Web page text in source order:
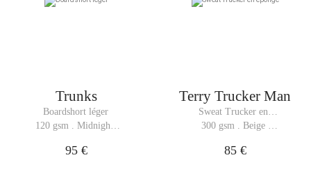
Trunks
Boardshort léger
120 gsm . Midnight
95 €
Terry Trucker Man
Sweat Trucker en
éponge
300 gsm . Beige
85 €